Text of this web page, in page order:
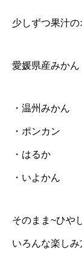
少しずつ果汁の
愛媛県産みか
・温州みかん
・ポンカン
・はるか
・いよかん
そのまま~ひや
いろんな楽しみ